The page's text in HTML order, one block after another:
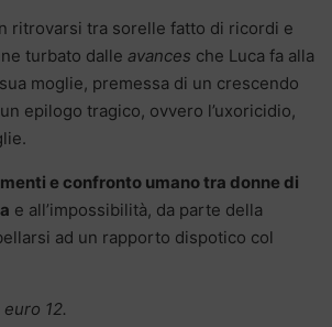
ritrovarsi tra sorelle fatto di ricordi e
turbato dalle avances che Luca fa alla
moglie, premessa di un crescendo
epilogo tragico, ovvero l’uxoricidio,
e confronto umano tra donne di
e all’impossibilità, da parte della
ad un rapporto dispotico col
12.